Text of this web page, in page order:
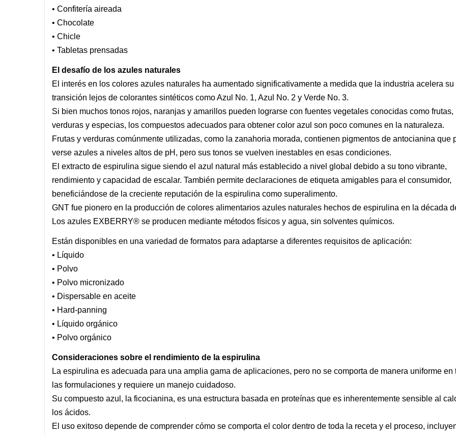
• Confitería aireada
• Chocolate
• Chicle
• Tabletas prensadas
El desafío de los azules naturales
El interés en los colores azules naturales ha aumentado significativamente a medida que la industria acelera su
transición lejos de colorantes sintéticos como Azul No. 1, Azul No. 2 y Verde No. 3.
Si bien muchos tonos rojos, naranjas y amarillos pueden lograrse con fuentes vegetales conocidas como frutas,
verduras y especias, los compuestos adecuados para obtener color azul son poco comunes en la naturaleza.
Frutas y verduras comúnmente utilizadas, como la zanahoria morada, contienen pigmentos de antocianina que
verse azules a niveles altos de pH, pero sus tonos se vuelven inestables en esas condiciones.
El extracto de espirulina sigue siendo el azul natural más establecido a nivel global debido a su tono vibrante,
rendimiento y capacidad de escalar. También permite declaraciones de etiqueta amigables para el consumidor,
beneficiándose de la creciente reputación de la espirulina como superalimento.
GNT fue pionero en la producción de colores alimentarios azules naturales hechos de espirulina en la década
Los azules EXBERRY® se producen mediante métodos físicos y agua, sin solventes químicos.
Están disponibles en una variedad de formatos para adaptarse a diferentes requisitos de aplicación:
• Líquido
• Polvo
• Polvo micronizado
• Dispersable en aceite
• Hard-panning
• Líquido orgánico
• Polvo orgánico
Consideraciones sobre el rendimiento de la espirulina
La espirulina es adecuada para una amplia gama de aplicaciones, pero no se comporta de manera uniforme en
las formulaciones y requiere un manejo cuidadoso.
Su compuesto azul, la ficocianina, es una estructura basada en proteínas que es inherentemente sensible al
los ácidos.
El uso exitoso depende de comprender cómo se comporta el color dentro de toda la receta y el proceso,